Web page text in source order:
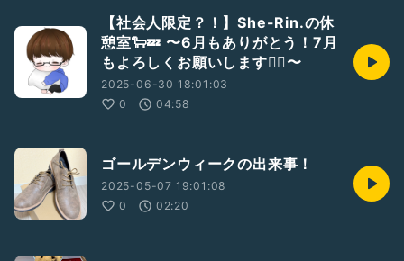
【社会人限定？！】She-Rin.の休
憩室🐑💤 〜6月もありがとう！7月
もよろしくお願いします🙇‍♀️〜
2025-06-30 18:01:03
0
04:58
ゴールデンウィークの出来事！
2025-05-07 19:01:08
0
02:20